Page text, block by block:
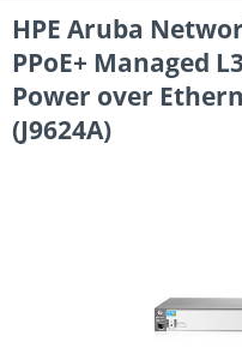
HPE Aruba
PPoE+ Managed
Power over
(J9624A)